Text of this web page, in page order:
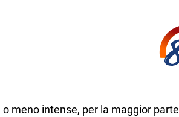
meno intense, per la maggior parte